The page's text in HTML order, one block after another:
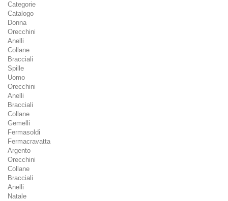
Categorie
Catalogo
Donna
Orecchini
Anelli
Collane
Bracciali
Spille
Uomo
Orecchini
Anelli
Bracciali
Collane
Gemelli
Fermasoldi
Fermacravatta
Argento
Orecchini
Collane
Bracciali
Anelli
Natale